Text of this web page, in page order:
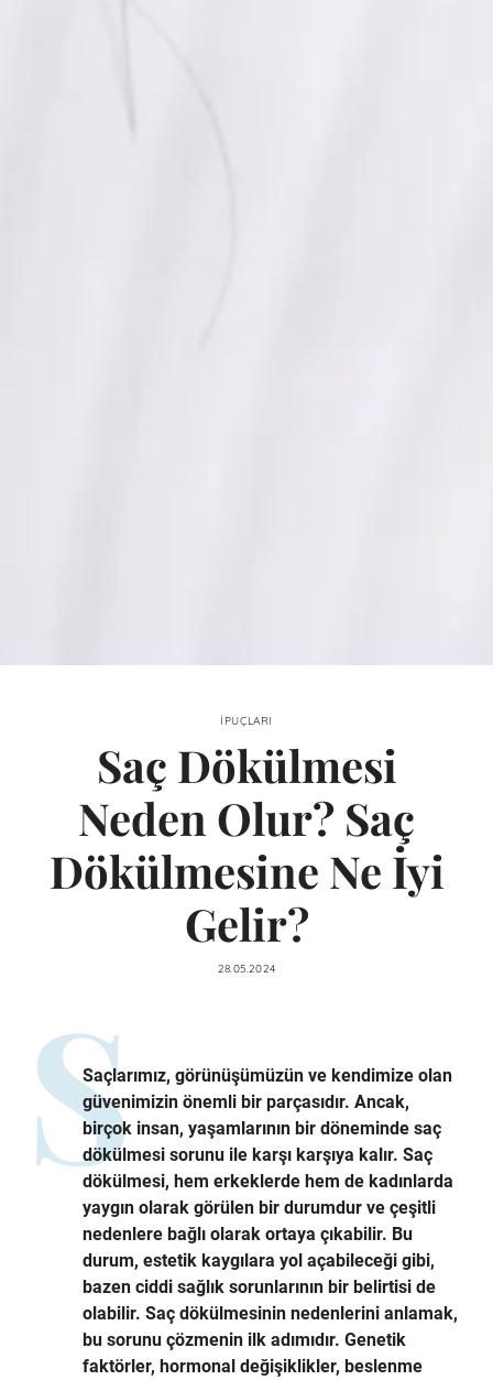
İPUÇLARI
Saç Dökülmesi
Neden Olur? Saç
Dökülmesine Ne İyi
Gelir?
28.05.2024
Saçlarımız, görünüşümüzün ve kendimize olan
güvenimizin önemli bir parçasıdır. Ancak,
birçok insan, yaşamlarının bir döneminde saç
dökülmesi sorunu ile karşı karşıya kalır. Saç
dökülmesi, hem erkeklerde hem de kadınlarda
yaygın olarak görülen bir durumdur ve çeşitli
nedenlere bağlı olarak ortaya çıkabilir. Bu
durum, estetik kaygılara yol açabileceği gibi,
bazen ciddi sağlık sorunlarının bir belirtisi de
olabilir. Saç dökülmesinin nedenlerini anlamak,
bu sorunu çözmenin ilk adımıdır. Genetik
faktörler, hormonal değişiklikler, beslenme